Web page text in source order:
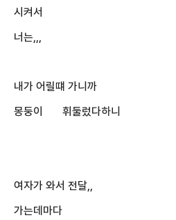
시켜서
너는,,,
내가 어릴떄 가니까
몽둥이 휘둘렀다하니
여자가 와서 전달,,
가는데마다